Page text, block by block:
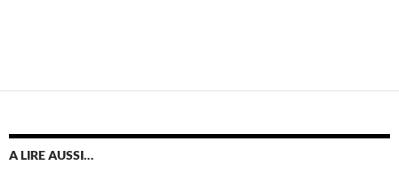
A LIRE AUSSI…